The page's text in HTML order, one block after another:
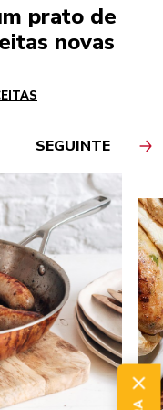
prato de
novas
SEGUINTE